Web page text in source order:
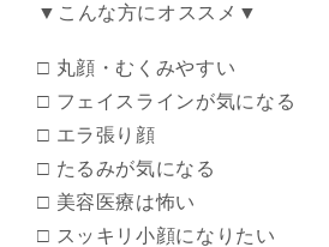
▼こんな方にオススメ▼
□ 丸顔・むくみやすい
□ フェイスラインが気になる
□ エラ張り顔
□ たるみが気になる
□ 美容医療は怖い
□ スッキリ小顔になりたい